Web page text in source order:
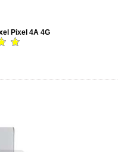
Pixel 4A 4G